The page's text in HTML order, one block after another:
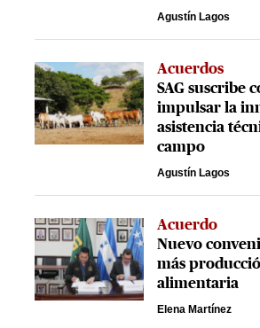
Agustín Lagos
Acuerdos
SAG suscribe
impulsar la
asistencia
campo
Agustín Lagos
Acuerdo
Nuevo
más
alimentaria
Elena Martínez